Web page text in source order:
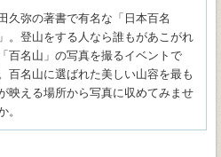
久弥の著書で有名な「日本百名
。登山をする人なら誰もがあこがれ
百名山」の写真を撮るイベントで
百名山に選ばれた美しい山容を最も
映える場所から写真に収めてみませ
。